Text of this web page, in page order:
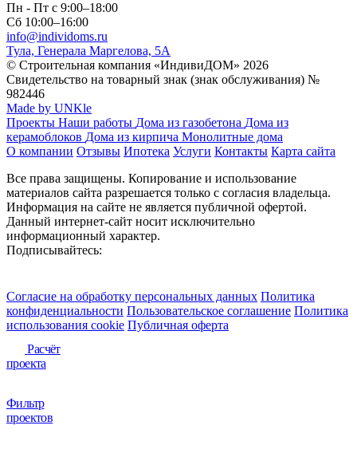
Пн - Пт с 9:00–18:00
Сб 10:00–16:00
info@individoms.ru
Тула, Генерала Маргелова, 5А
© Строительная компания «ИндивиДОМ» 2026
Свидетельство на товарный знак (знак обслуживания) №
982446
Made by UNKle
Проекты Наши работы Дома из газобетона Дома из
керамоблоков Дома из кирпича Монолитные дома
О компании Отзывы Ипотека Услуги Контакты Карта сайта
Все права защищены. Копирование и использование
материалов сайта разрешается только с согласия владельца.
Информация на сайте не является публичной офертой.
Данный интернет-сайт носит исключительно
информационный характер.
Подписывайтесь:
Согласие на обработку персональных данных Политика
конфиденциальности Пользовательское соглашение Политика
использования сookie Публичная оферта
Расчёт
проекта
Фильтр
проектов